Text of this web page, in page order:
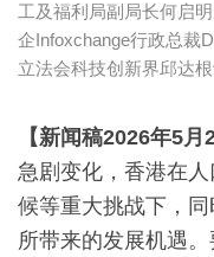
工及福利局副局长何启
企Infoxchange行政总裁
立法会科技创新界邱达
【新闻稿2026年5月
急剧变化，香港在
候等重大挑战下，
所带来的发展机遇